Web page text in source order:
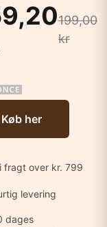
199,00
kr
Køb her
fragt over kr. 799
levering
dages